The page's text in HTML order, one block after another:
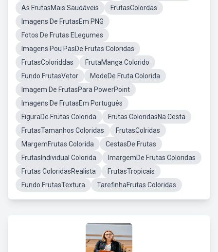
As FrutasMais Saudáveis
FrutasColordas
Imagens De FrutasEm PNG
Fotos De Frutas ELegumes
Imagens Pou PasDe Frutas Coloridas
FrutasColoriddas
FrutaManga Colorido
Fundo FrutasVetor
ModeDe Fruta Colorida
Imagem De FrutasPara PowerPoint
Imagens De FrutasEm Português
FiguraDe Frutas Colorida
Frutas ColoridasNa Cesta
FrutasTamanhos Coloridas
FrutasColridas
MargemFrutas Colorida
CestasDe Frutas
FrutasIndividual Colorida
ImargemDe Frutas Coloridas
Frutas ColoridasRealista
FrutasTropicais
Fundo FrutasTextura
TarefinhaFrutas Coloridas